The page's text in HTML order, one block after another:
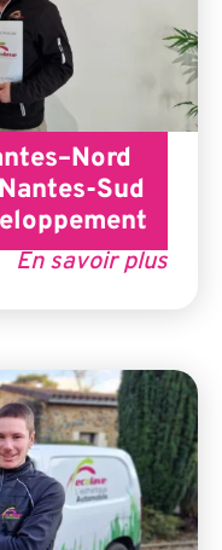
Sud
En savoir plus